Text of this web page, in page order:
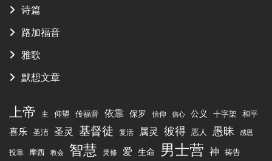
诗篇
路加福音
雅歌
默想文章
上帝 主 仰望 传福音 依靠 保罗 信仰 信心 公义 十字架 和平
喜乐 圣洁 圣灵 基督徒 复活 属灵 彼得 恶人 愚昧 感恩
投靠 摩西 教会 智慧 灵修 爱 生命 男士营 神 祷告